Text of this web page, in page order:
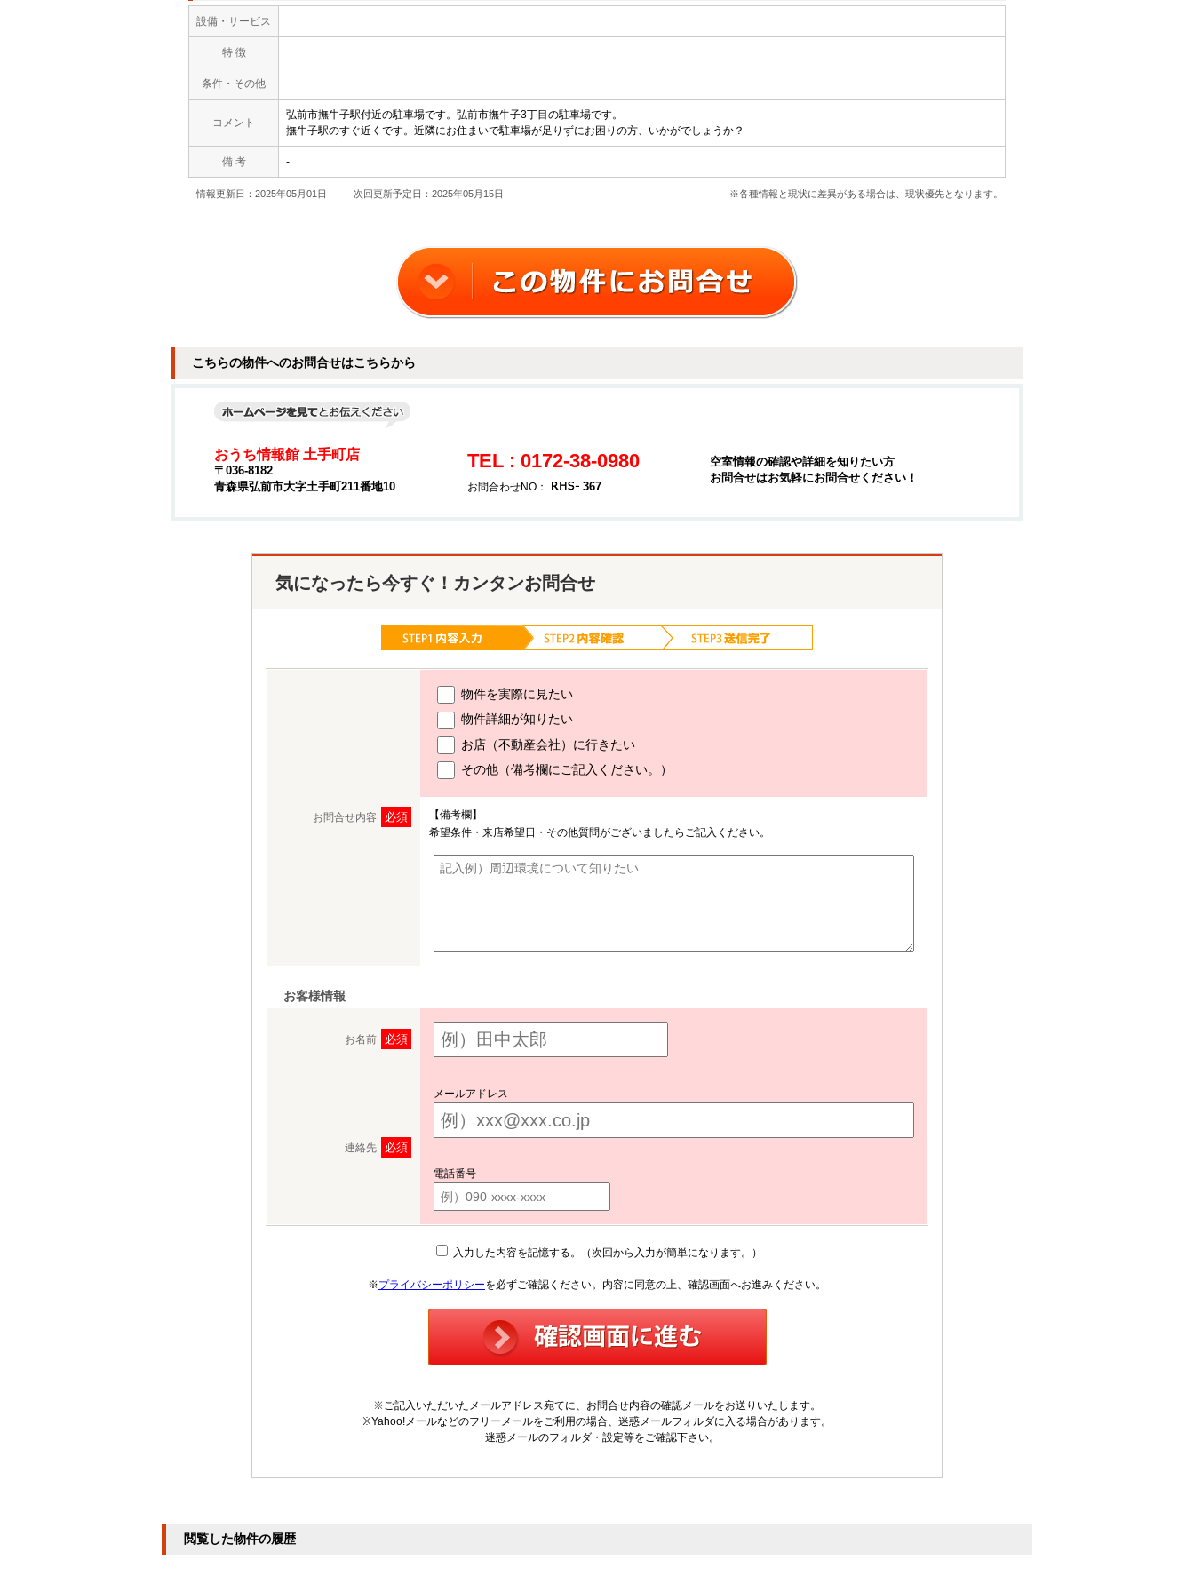
設備・サービス
特 徴
条件・その他
コメント
弘前市撫牛子駅付近の駐車場です。弘前市撫牛子3丁目の駐車場です。
撫牛子駅のすぐ近くです。近隣にお住まいで駐車場が足りずにお困りの方、いかがでしょうか？
備 考 -
情報更新日：2025年05月01日 次回更新予定日：2025年05月15日 ※各種情報と現状に差異がある場合は、現状優先となります。
こちらの物件へのお問合せはこちらから
おうち情報館 土手町店
〒036-8182
青森県弘前市大字土手町211番地10
TEL : 0172-38-0980
お問合わせNO： 367
空室情報の確認や詳細を知りたい方
お問合せはお気軽にお問合せください！
気になったら今すぐ！カンタンお問合せ
お問合せ内容 必須
物件を実際に見たい
物件詳細が知りたい
お店（不動産会社）に行きたい
その他（備考欄にご記入ください。）
【備考欄】
希望条件・来店希望日・その他質問がございましたらご記入ください。
お客様情報
お名前 必須
連絡先 必須
メールアドレス
電話番号
入力した内容を記憶する。（次回から入力が簡単になります。）
※プライバシーポリシーを必ずご確認ください。内容に同意の上、確認画面へお進みください。
※ご記入いただいたメールアドレス宛てに、お問合せ内容の確認メールをお送りいたします。
※Yahoo!メールなどのフリーメールをご利用の場合、迷惑メールフォルダに入る場合があります。
迷惑メールのフォルダ・設定等をご確認下さい。
閲覧した物件の履歴